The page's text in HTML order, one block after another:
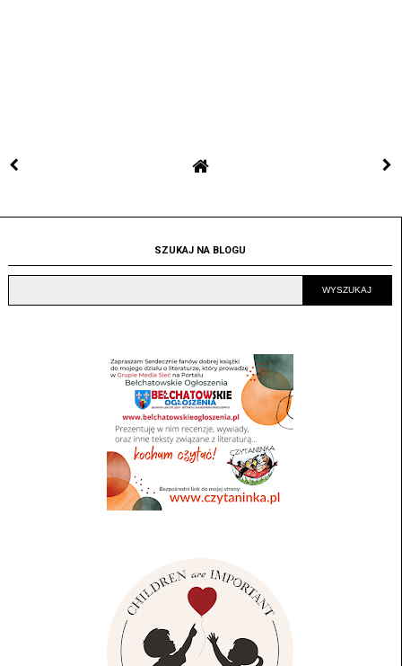
SZUKAJ NA BLOGU